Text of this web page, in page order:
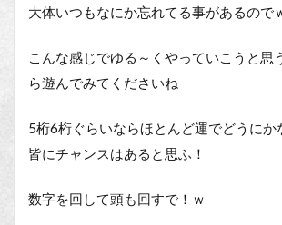
大体いつもなにか忘れてる事があるので
こんな感じでゆる～くやっていこうと思
ら遊んでみてくださいね
5桁6桁ぐらいならほとんど運でどうにか
皆にチャンスはあると思ふ！
数字を回して頭も回すで！ｗ